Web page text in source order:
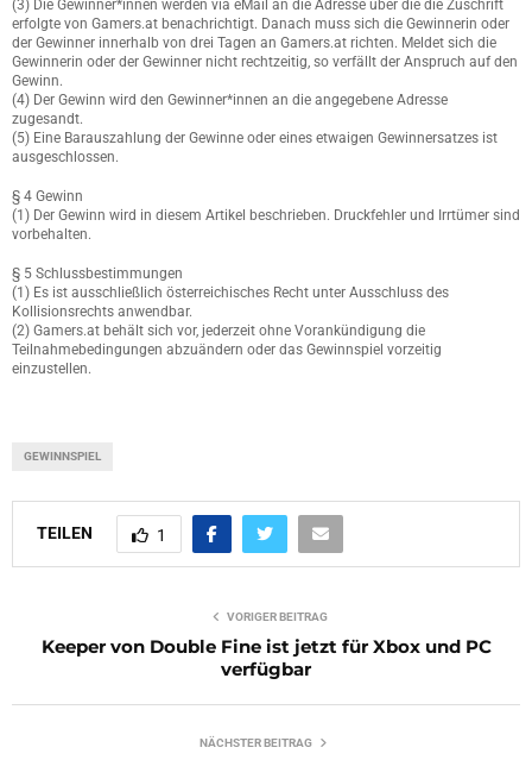
(3) Die Gewinner*innen werden via eMail an die Adresse über die die Zuschrift
erfolgte von Gamers.at benachrichtigt. Danach muss sich die Gewinnerin oder
der Gewinner innerhalb von drei Tagen an Gamers.at richten. Meldet sich die
Gewinnerin oder der Gewinner nicht rechtzeitig, so verfällt der Anspruch auf den
Gewinn.
(4) Der Gewinn wird den Gewinner*innen an die angegebene Adresse
zugesandt.
(5) Eine Barauszahlung der Gewinne oder eines etwaigen Gewinnersatzes ist
ausgeschlossen.
§ 4 Gewinn
(1) Der Gewinn wird in diesem Artikel beschrieben. Druckfehler und Irrtümer sind
vorbehalten.
§ 5 Schlussbestimmungen
(1) Es ist ausschließlich österreichisches Recht unter Ausschluss des
Kollisionsrechts anwendbar.
(2) Gamers.at behält sich vor, jederzeit ohne Vorankündigung die
Teilnahmebedingungen abzuändern oder das Gewinnspiel vorzeitig
einzustellen.
GEWINNSPIEL
TEILEN 1
VORIGER BEITRAG
Keeper von Double Fine ist jetzt für Xbox und PC
verfügbar
NÄCHSTER BEITRAG